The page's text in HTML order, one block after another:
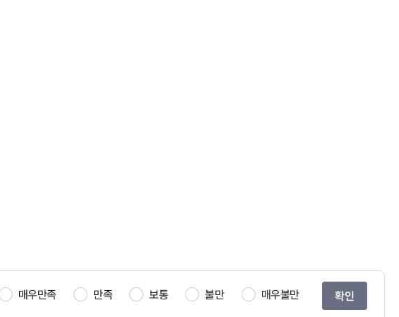
매우만족 만족 보통 불만 매우불만